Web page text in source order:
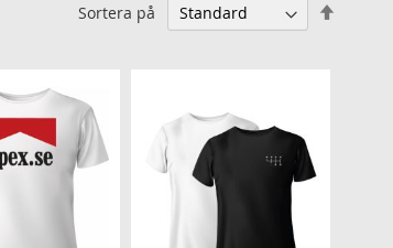
Sortera på